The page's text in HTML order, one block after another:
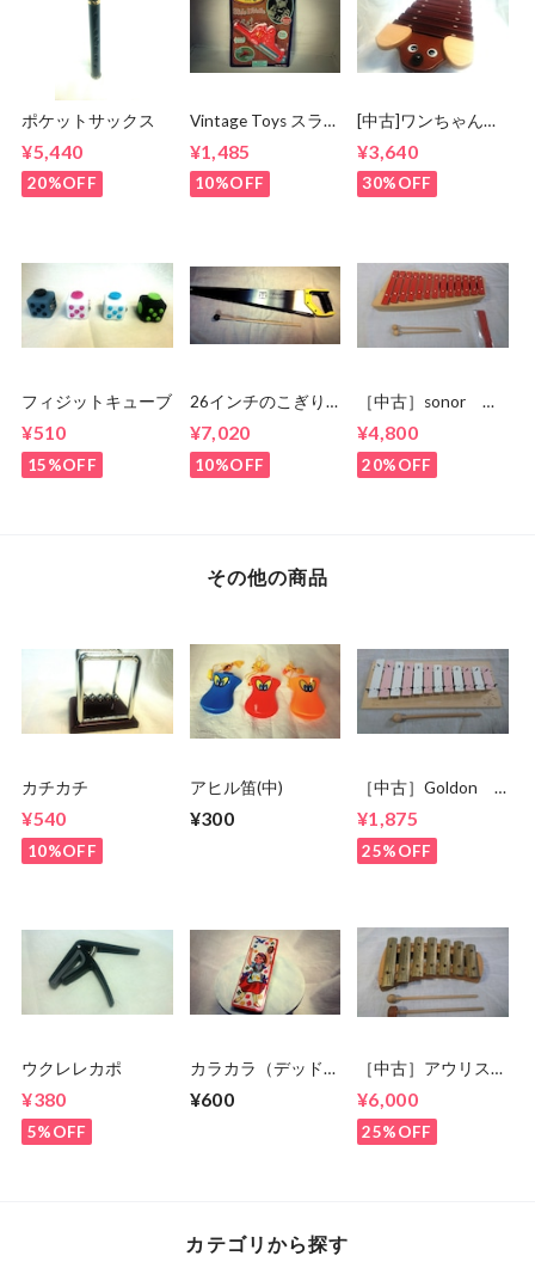
ポケットサックス
¥5,440
20%OFF
Vintage Toys スライ
¥1,485
10%OFF
[中古]ワンちゃんシ
¥3,640
30%OFF
フィジットキューブ
¥510
15%OFF
26インチのこぎり
¥7,020
10%OFF
［中古］sonor グ
NG11 箱 状態
良
¥4,800
20%OFF
その他の商品
カチカチ
¥540
10%OFF
アヒル笛(中)
¥300
［中古］Goldon
12keys
¥1,875
25%OFF
ウクレレカポ
¥380
5%OFF
カラカラ（デッドス
¥600
［中古］アウリス
トニック7keys
¥6,000
25%OFF
カテゴリから探す